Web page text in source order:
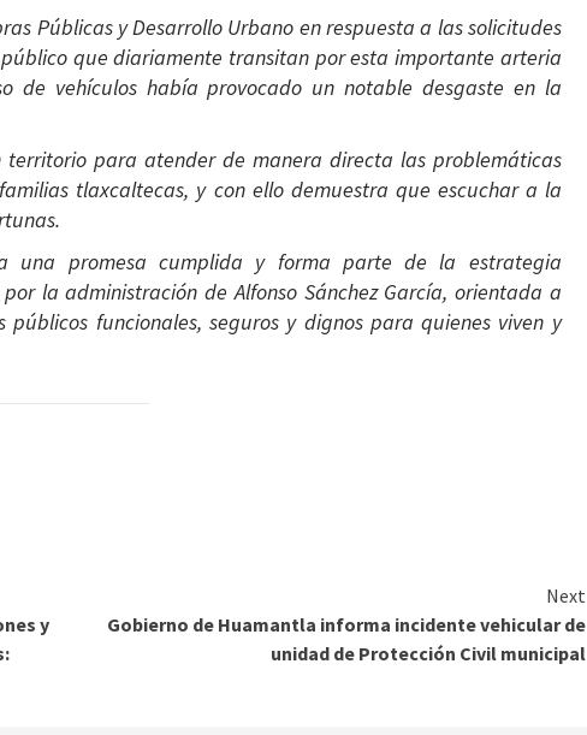
Públicas y Desarrollo Urbano en respuesta a las solicitudes
que diariamente transitan por esta importante arteria
de vehículos había provocado un notable desgaste en la
para atender de manera directa las problemáticas
tlaxcaltecas, y con ello demuestra que escuchar a la
una promesa cumplida y forma parte de la estrategia
la administración de Alfonso Sánchez García, orientada a
funcionales, seguros y dignos para quienes viven y
y
Next
Gobierno de Huamantla informa incidente vehicular de
unidad de Protección Civil municipal